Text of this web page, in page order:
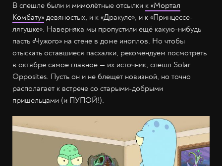
В спешле были и мимолётные отсылки к «Мортал
Комбату» девяностых, и к «Дракуле», и к «Принцессе-
лягушке». Наверняка мы пропустили ещё какую-нибудь
пасть «Чужого» на стене в доме иноплов. Но чтобы
отыскать оставшиеся пасхалки, рекомендуем посмотреть
в октябре самое главное — их источник, спешл Solar
Opposites. Пусть он и не блещет новизной, но точно
располагает к встрече со старыми-добрыми
пришельцами (и ПУПОЙ!).